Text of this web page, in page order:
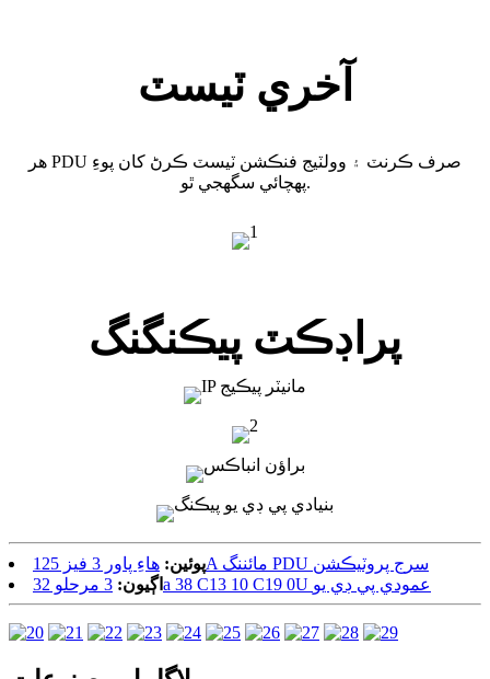
آخري ٽيسٽ
هر PDU صرف ڪرنٽ ۽ وولٽيج فنڪشن ٽيسٽ ڪرڻ کان پوءِ
پهچائي سگهجي ٿو.
پراڊڪٽ پيڪنگنگ
پوئين:
هاءِ پاور 3 فيز 125A مائننگ PDU سرج پروٽيڪشن
اڳيون:
3 مرحلو 32a 38 C13 10 C19 0U عمودي پي ڊي يو